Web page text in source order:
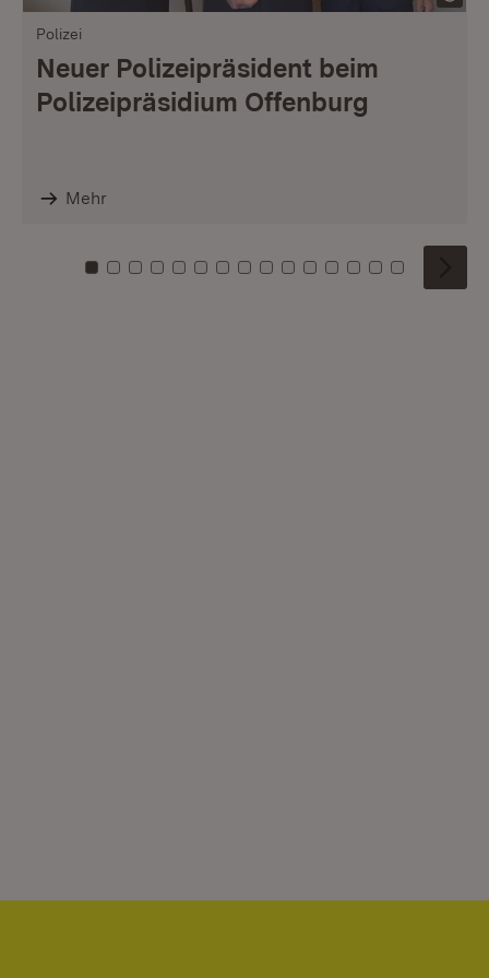
Polizei
Neuer Polizeipräsident beim
Polizeipräsidium Offenburg
Mehr
Zu Kachel: 0
Zu Kachel: 1
Zu Kachel: 2
Zu Kachel: 3
Zu Kachel: 4
Zu Kachel: 5
Zu Kachel: 6
Zu Kachel: 7
Zu Kachel: 8
Zu Kachel: 9
Zu Kachel: 10
Zu Kachel: 11
Zu Kachel: 12
Zu Kachel:
Zu